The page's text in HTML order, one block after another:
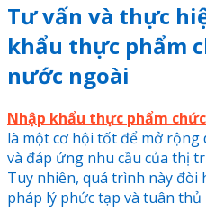
Tư vấn và thực
khẩu thực phẩm
nước ngoài
Nhập khẩu thực phẩm
là một cơ hội tốt để mở rộng
và đáp ứng nhu cầu của thị
Tuy nhiên, quá trình này đòi
pháp lý phức tạp và tuân thủ